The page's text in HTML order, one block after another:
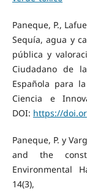
Paneque, P.,
Sequía, agua y
pública y
Ciudadano de
Española para
Ciencia e
DOI: https://
Paneque, P. y
and the
Environmental